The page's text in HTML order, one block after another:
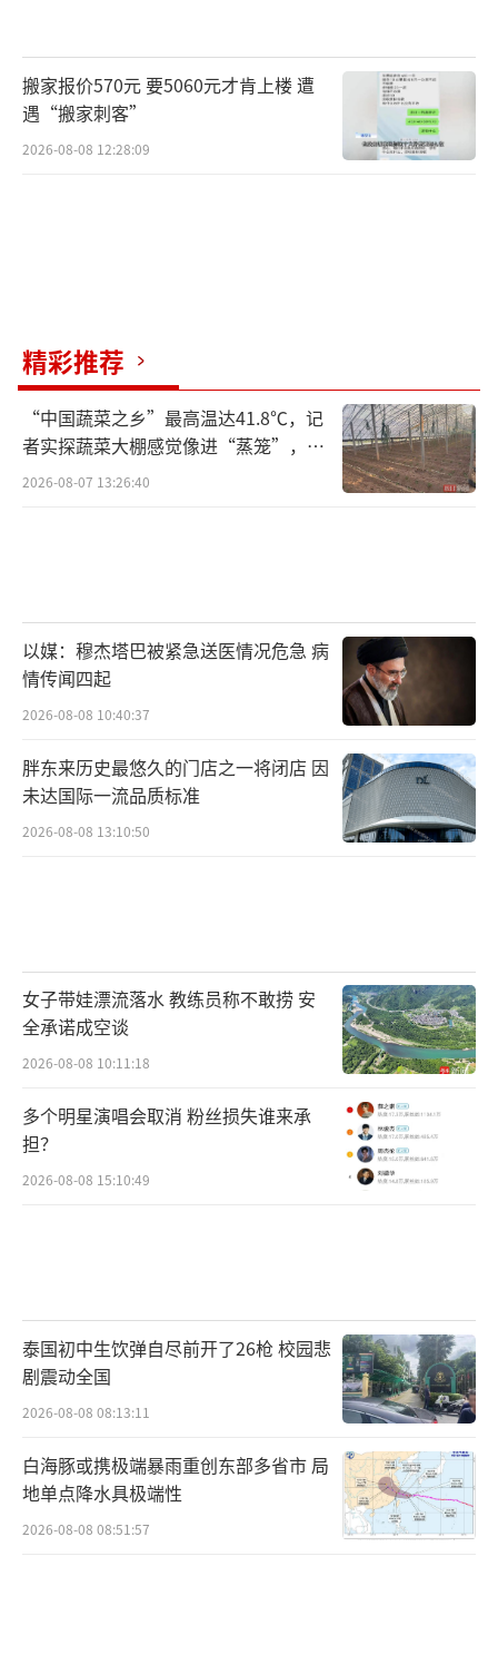
搬家报价570元 要5060元才肯上楼 遭
遇“搬家刺客”
2026-08-08 12:28:09
精彩推荐
“中国蔬菜之乡”最高温达41.8℃，记
者实探蔬菜大棚感觉像进“蒸笼”，有
村民称只能凌晨两点起来干活
2026-08-07 13:26:40
以媒：穆杰塔巴被紧急送医情况危急 病
情传闻四起
2026-08-08 10:40:37
胖东来历史最悠久的门店之一将闭店 因
未达国际一流品质标准
2026-08-08 13:10:50
女子带娃漂流落水 教练员称不敢捞 安
全承诺成空谈
2026-08-08 10:11:18
多个明星演唱会取消 粉丝损失谁来承
担？
2026-08-08 15:10:49
泰国初中生饮弹自尽前开了26枪 校园悲
剧震动全国
2026-08-08 08:13:11
白海豚或携极端暴雨重创东部多省市 局
地单点降水具极端性
2026-08-08 08:51:57